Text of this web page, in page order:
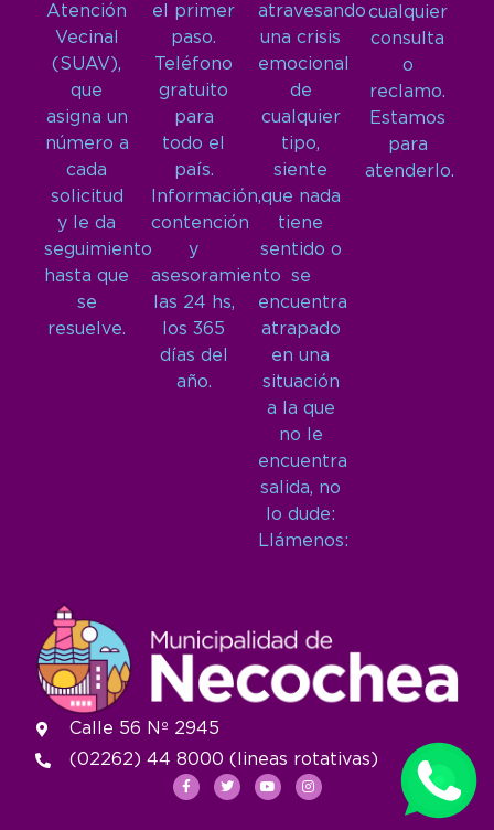
Atención
Vecinal
(SUAV),
que
asigna un
número a
cada
solicitud
y le da
seguimiento
hasta que
se
resuelve.
el primer
paso.
Teléfono
gratuito
para
todo el
país.
Información,
contención
y
asesoramiento
las 24 hs,
los 365
días del
año.
atravesando
una crisis
emocional
de
cualquier
tipo,
siente
que nada
tiene
sentido o
se
encuentra
atrapado
en una
situación
a la que
no le
encuentra
salida, no
lo dude:
Llámenos:
cualquier
consulta
o
reclamo.
Estamos
para
atenderlo.
Calle 56 Nº 2945
(02262) 44 8000 (lineas rotativas)